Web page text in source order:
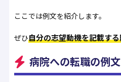
ここでは例文を紹介します。
ぜひ自分の志望動機を記載す
病院への転職の例